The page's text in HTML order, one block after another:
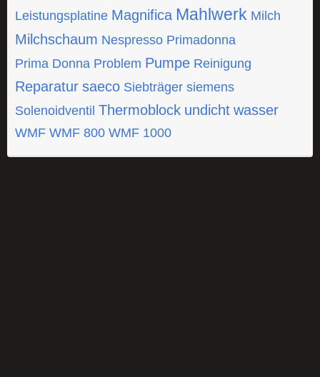
Leistungsplatine Magnifica Mahlwerk Milch
Milchschaum Nespresso Primadonna
Prima Donna Problem Pumpe Reinigung
Reparatur saeco Siebträger siemens
Solenoidventil Thermoblock undicht wasser
WMF WMF 800 WMF 1000